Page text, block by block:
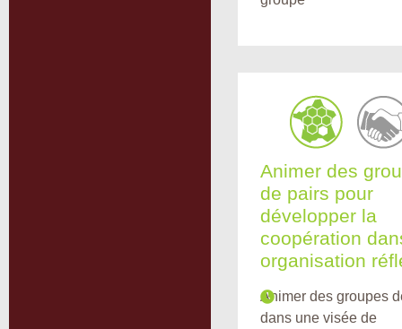
Animer des
de pairs pour
développer la
coopération
organisation
Animer des groupes
dans une visée de